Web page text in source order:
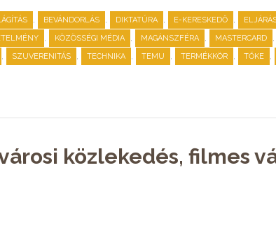
, BEVÁNDORLÁS , DIKTATÚRA , E-KERESKEDŐ ,
, KÖZÖSSÉGI MÉDIA , MAGÁNSZFÉRA , MASTERCARD ,
, SZUVERENITÁS , TECHNIKA , TEMU , TERMÉKKÖR , TŐKE ,
közlekedés, filmes